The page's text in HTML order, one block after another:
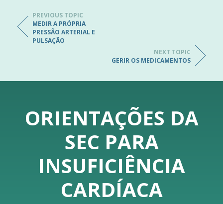
PREVIOUS TOPIC
MEDIR A PRÓPRIA
PRESSÃO ARTERIAL E
PULSAÇÃO
NEXT TOPIC
GERIR OS MEDICAMENTOS
ORIENTAÇÕES DA
SEC PARA
INSUFICIÊNCIA
CARDÍACA